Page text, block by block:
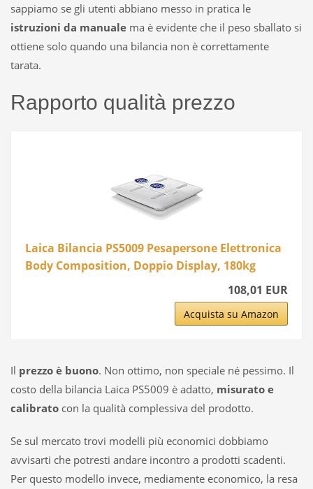
sappiamo se gli utenti abbiano messo in pratica le
istruzioni da manuale ma è evidente che il peso sballato si
ottiene solo quando una bilancia non è correttamente
tarata.
Rapporto qualità prezzo
Laica Bilancia PS5009 Pesapersone Elettronica
Body Composition, Doppio Display, 180kg
108,01 EUR
Acquista su Amazon
Il prezzo è buono. Non ottimo, non speciale né pessimo. Il
costo della bilancia Laica PS5009 è adatto, misurato e
calibrato con la qualità complessiva del prodotto.
Se sul mercato trovi modelli più economici dobbiamo
avvisarti che potresti andare incontro a prodotti scadenti.
Per questo modello invece, mediamente economico, la resa